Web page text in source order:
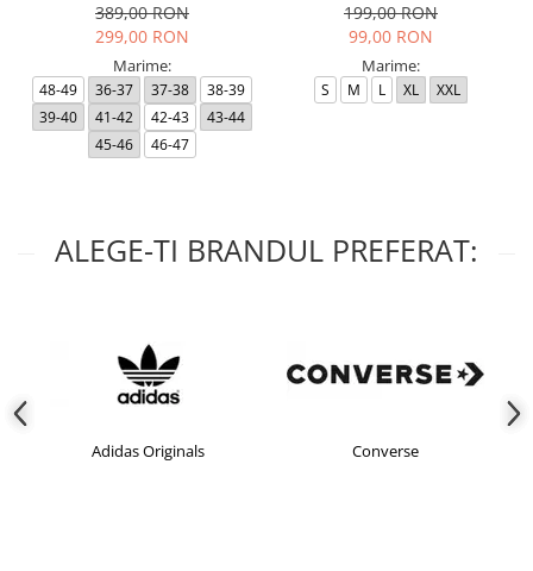
389,00 RON
299,00 RON
Marime:
48-49 36-37 37-38
38-39
39-40
41-42 42-43
43-44
45-46
46-47
199,00 RON
99,00 RON
Marime:
S M L XL XXL
ALEGE-TI BRANDUL PREFERAT:
Adidas Originals Converse